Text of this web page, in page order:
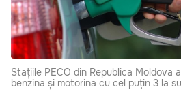
Stațiile PECO din Republica Moldova
benzina și motorina cu cel puțin 3 la